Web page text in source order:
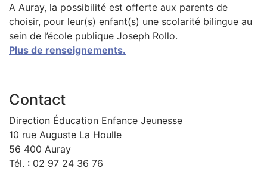
A Auray, la possibilité est offerte aux parents de
choisir, pour leur(s) enfant(s) une scolarité bilingue au
sein de l’école publique Joseph Rollo.
Plus de renseignements.
Contact
Direction Éducation Enfance Jeunesse
10 rue Auguste La Houlle
56 400 Auray
Tél. : 02 97 24 36 76